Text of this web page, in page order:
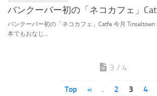
バンクーバー初の「ネコカフェ」
バンクーバー初の「ネコカフェ」Catfe 今月
本でもおなじ...
3 / 4
Top « . 2 3 4